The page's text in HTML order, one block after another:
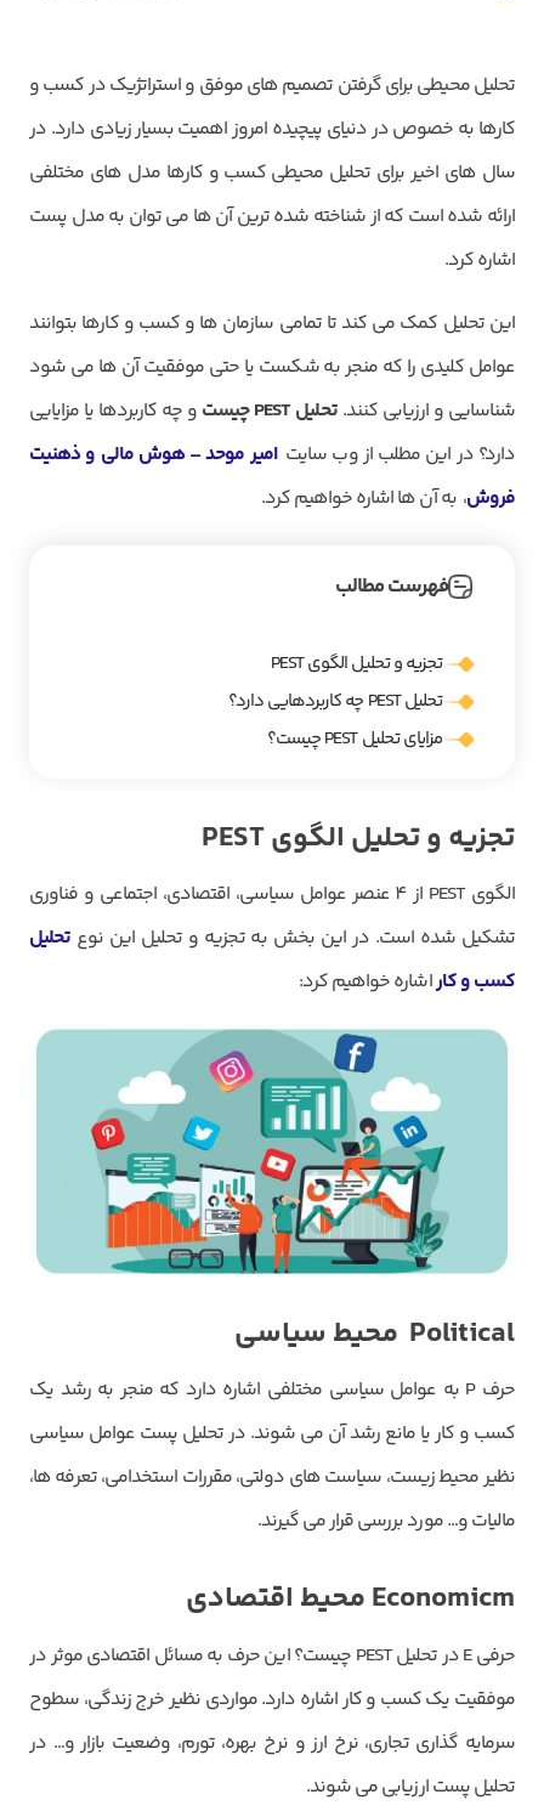
تحلیل محیطی برای گرفتن تصمیم ‌های موفق و استراتژیک در کسب و
کارها به خصوص در دنیای پیچیده امروز اهمیت بسیار زیادی دارد. در
سال های اخیر برای تحلیل محیطی کسب و کارها مدل ‌های مختلفی
ارائه شده است که از شناخته شده‌ ترین آن ها می ‌توان به مدل پست
اشاره کرد.
این تحلیل کمک می ‌کند تا تمامی سازمان‌ ها و کسب و کارها بتوانند
عوامل کلیدی را که منجر به شکست یا حتی موفقیت آن ها می‌ شود
شناسایی و ارزیابی کنند.تحلیلPESTچیست و چه کاربردها یا مزایایی
دارد؟ در این مطلب از وب سایتامیر موحد – هوش مالی و ذهنیت
فروش، به آن ها اشاره خواهیم کرد.
فهرست مطالب
تجزیه و تحلیل الگوی PEST
تحلیل PEST چه کاربردهایی دارد؟
مزایای تحلیل PEST چیست؟
تجزیه و تحلیل الگویPEST
الگوی PEST از 4 عنصر عوامل سیاسی، اقتصادی، اجتماعی و فناوری
تشکیل شده است. در این بخش به تجزیه و تحلیل این نوع تحلیل
کسب و کاراشاره خواهیم کرد:
Political محیط سیاسی
حرف P به عوامل سیاسی مختلفی اشاره دارد که منجر به رشد یک
کسب و کار یا مانع رشد آن می ‌شوند. در تحلیل پست عوامل سیاسی
نظیر محیط زیست، سیاست ‌های دولتی، مقررات استخدامی، تعرفه‌ ها،
مالیات و… مورد بررسی قرار می گیرند.
Economicmمحیط اقتصادی
حرفی E در تحلیل
PEST چیست؟ این حرف به مسائل اقتصادی موثر در
موفقیت یک کسب و کار اشاره دارد. مواردی نظیر خرج زندگی، سطوح
سرمایه ‌گذاری تجاری، نرخ ارز و نرخ بهره، تورم، وضعیت بازار و… در
تحلیل پست ارزیابی می شوند.